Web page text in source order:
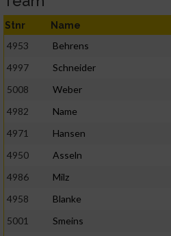
Stnr Name
4953 Behrens
4997
Schneider
5008
Weber
4982
Name
4971
Hansen
4950
Asseln
4986
Milz
4958
Blanke
5001
Smeins